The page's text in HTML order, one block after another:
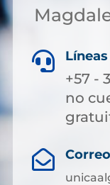

+57 -
no
